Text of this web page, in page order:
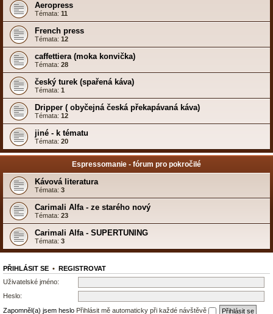
Aeropress
Témata: 11
French press
Témata: 12
caffettiera (moka konvička)
Témata: 28
český turek (spařená káva)
Témata: 1
Dripper ( obyčejná česká překapávaná káva)
Témata: 12
jiné - k tématu
Témata: 20
Espressomanie - fórum pro pokročilé
Kávová literatura
Témata: 3
Carimali Alfa - ze starého nový
Témata: 23
Carimali Alfa - SUPERTUNING
Témata: 3
PŘIHLÁSIT SE • REGISTROVAT
Uživatelské jméno:
Heslo:
Zapomněl(a) jsem heslo Přihlásit mě automaticky při každé návštěvě